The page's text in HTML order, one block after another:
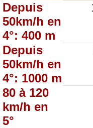
Depuis
50km/h en
4°: 400 m
Depuis
50km/h en
4°: 1000 m
80 à 120
km/h en
5°